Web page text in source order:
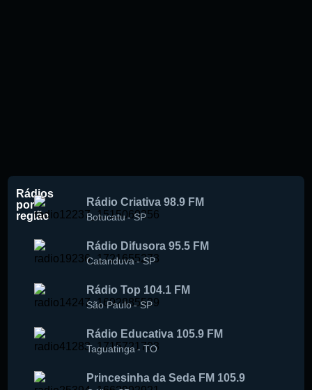
Rádios
por
região
Rádio Criativa 98.9 FM
Botucatu-SP
Rádio Difusora 95.5 FM
Catanduva -SP
Rádio Top 104.1 FM
São Paulo-SP
Rádio Educativa 105.9 FM
Taguatinga-TO
Princesinha da Seda FM 105.9